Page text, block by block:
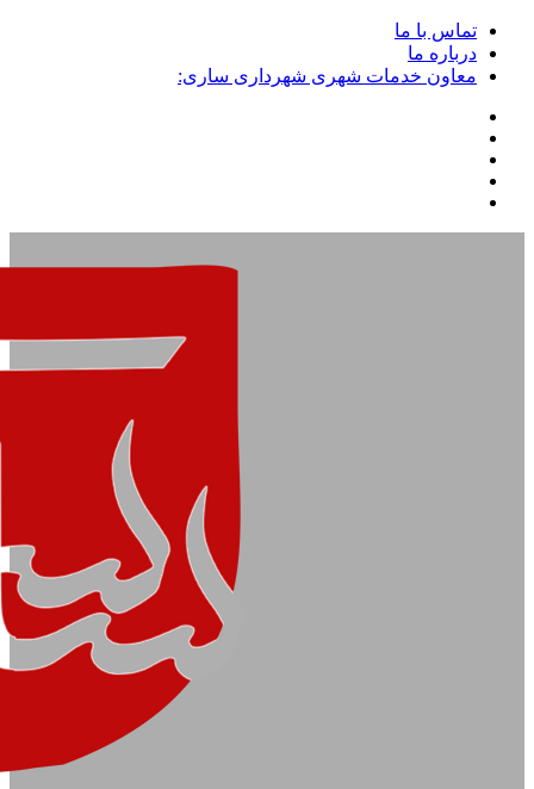
تماس با ما
درباره ما
معاون خدمات شهری شهرداری ساری: